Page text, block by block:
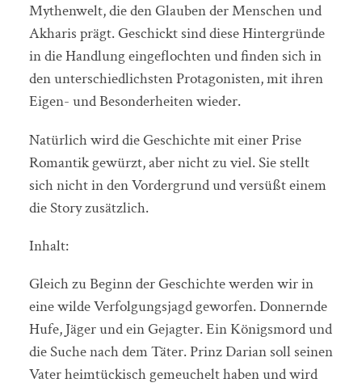
Mythenwelt, die den Glauben der Menschen und
Akharis prägt. Geschickt sind diese Hintergründe
in die Handlung eingeflochten und finden sich in
den unterschiedlichsten Protagonisten, mit ihren
Eigen- und Besonderheiten wieder.
Natürlich wird die Geschichte mit einer Prise
Romantik gewürzt, aber nicht zu viel. Sie stellt
sich nicht in den Vordergrund und versüßt einem
die Story zusätzlich.
Inhalt:
Gleich zu Beginn der Geschichte werden wir in
eine wilde Verfolgungsjagd geworfen. Donnernde
Hufe, Jäger und ein Gejagter. Ein Königsmord und
die Suche nach dem Täter. Prinz Darian soll seinen
Vater heimtückisch gemeuchelt haben und wird